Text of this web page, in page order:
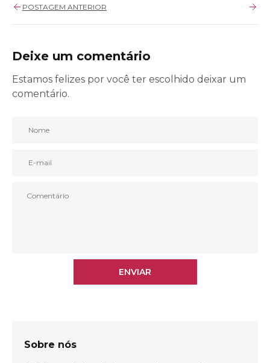
POSTAGEM ANTERIOR
Deixe um comentário
Estamos felizes por você ter escolhido deixar um
comentário.
ENVIAR
Sobre nós